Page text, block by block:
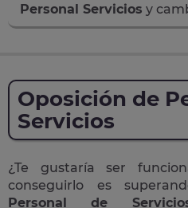
Personal Servicios y
Oposición de
Servicios
¿Te gustaría ser
conseguirlo es
Personal de